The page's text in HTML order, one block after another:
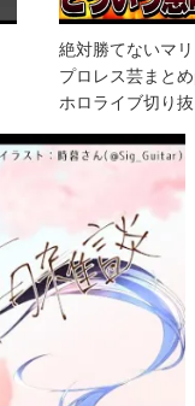
絶対勝てないマ
プロレス芸まと
ホロライブ切り